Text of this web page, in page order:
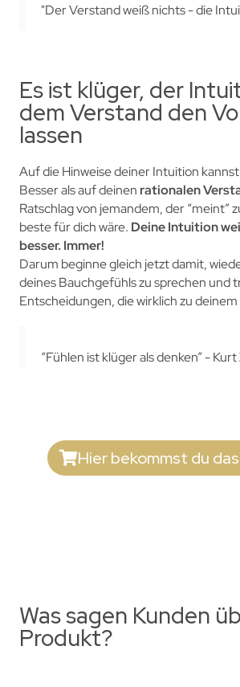
"Der Verstand weiß nichts - die
Es ist klüger, der
dem Verstand den
lassen
Auf die Hinweise deiner Intuition
Besser als auf deinen rationalen
Ratschlag von jemandem, der “meint”
beste für dich wäre. Deine Intuition
besser. Immer!
Darum beginne gleich jetzt damit,
deines Bauchgefühls zu sprechen und
Entscheidungen, die wirklich zu
“Fühlen ist klüger als denken” -
Hier bekommst du
Was sagen Kunden
Produkt?